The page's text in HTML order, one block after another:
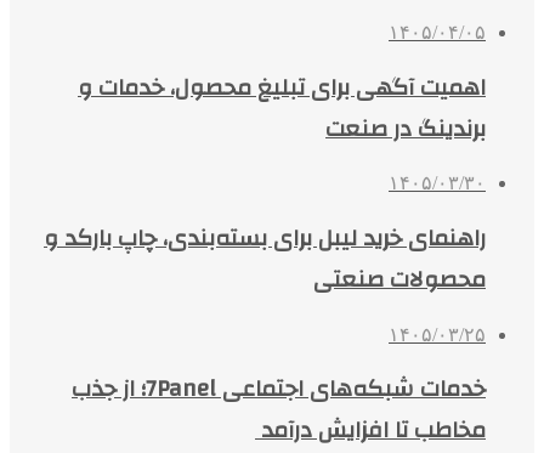
۱۴۰۵/۰۴/۰۵
اهمیت آگهی برای تبلیغ محصول، خدمات و
برندینگ در صنعت
۱۴۰۵/۰۳/۳۰
راهنمای خرید لیبل برای بسته‌بندی، چاپ بارکد و
محصولات صنعتی
۱۴۰۵/۰۳/۲۵
خدمات شبکه‌های اجتماعی 7Panel؛ از جذب
مخاطب تا افزایش درآمد